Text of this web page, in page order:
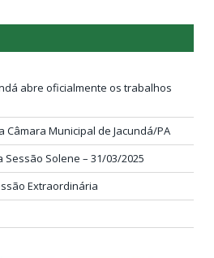
abre oficialmente os trabalhos
Municipal de Jacundá/PA
Solene – 31/03/2025
Extraordinária